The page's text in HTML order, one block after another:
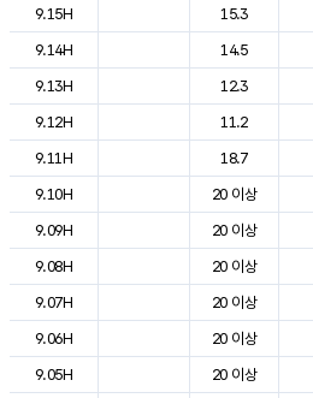
9.15H
15.3
9.14H
14.5
9.13H
12.3
9.12H
11.2
9.11H
18.7
9.10H
20 이상
9.09H
20 이상
9.08H
20 이상
9.07H
20 이상
9.06H
20 이상
9.05H
20 이상